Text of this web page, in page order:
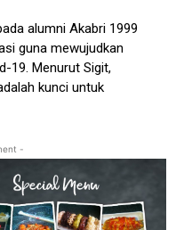
alumni Akabri 1999
guna mewujudkan
19. Menurut Sigit,
kunci untuk
-